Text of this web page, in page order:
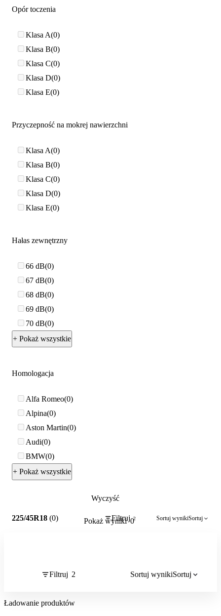
Opór toczenia
Klasa A 0
Klasa B 0
Klasa C 0
Klasa D 0
Klasa E 0
Przyczepność na mokrej nawierzchni
Klasa A 0
Klasa B 0
Klasa C 0
Klasa D 0
Klasa E 0
Hałas zewnętrzny
66 dB 0
67 dB 0
68 dB 0
69 dB 0
70 dB 0
+ Pokaż wszystkie
Homologacja
Alfa Romeo 0
Alpina 0
Aston Martin 0
Audi 0
BMW 0
+ Pokaż wszystkie
Wyczyść
Pokaż wyniki 0
225/45R18 (0) Filtruj 2 Sortuj wynikiSortuj
Filtruj 2 Sortuj wynikiSortuj
Ładowanie produktów